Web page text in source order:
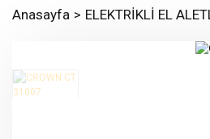
Anasayfa ELEKTRİKLİ EL